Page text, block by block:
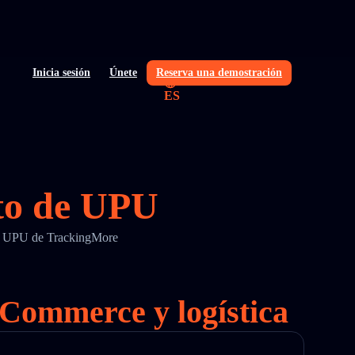
Inicia sesión Únete Reserva una demostración
ES
de UPU
de TrackingMore
y logística